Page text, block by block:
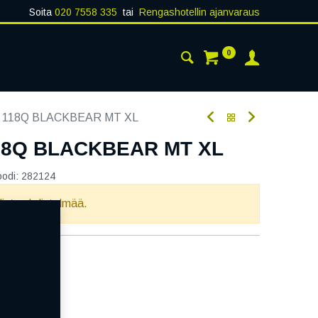
Soita 020 7558 335 tai Rengashotellin ajanvaraus
0
BLACKBEAR MT XL
BLACKBEAR MT XL
282124
yhdistelmää.